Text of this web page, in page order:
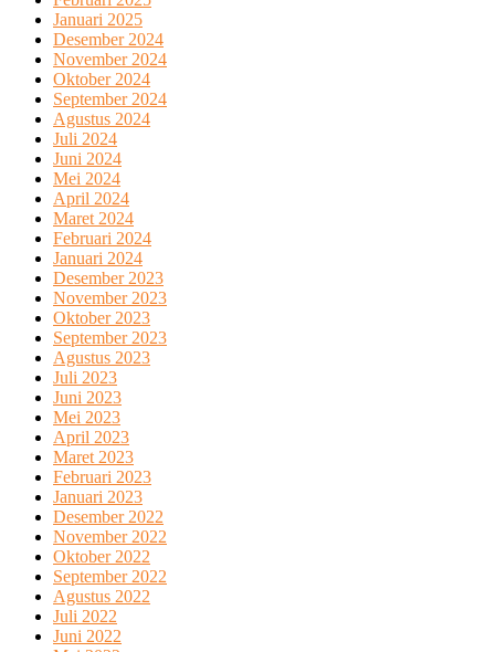
Januari 2025
Desember 2024
November 2024
Oktober 2024
September 2024
Agustus 2024
Juli 2024
Juni 2024
Mei 2024
April 2024
Maret 2024
Februari 2024
Januari 2024
Desember 2023
November 2023
Oktober 2023
September 2023
Agustus 2023
Juli 2023
Juni 2023
Mei 2023
April 2023
Maret 2023
Februari 2023
Januari 2023
Desember 2022
November 2022
Oktober 2022
September 2022
Agustus 2022
Juli 2022
Juni 2022